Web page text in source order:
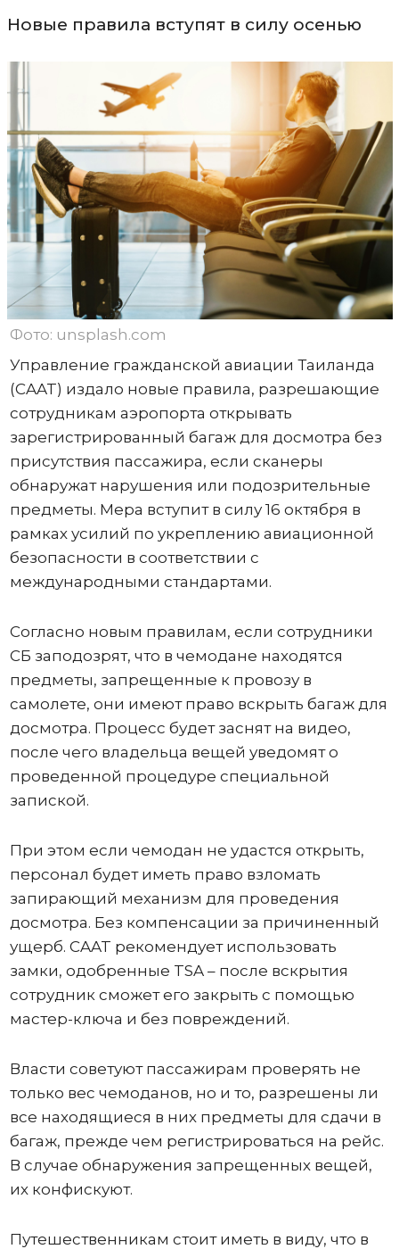
Новые правила вступят в силу осенью
Фото: unsplash.com
Управление гражданской авиации Таиланда
(CAAT) издало новые правила, разрешающие
сотрудникам аэропорта открывать
зарегистрированный багаж для досмотра без
присутствия пассажира, если сканеры
обнаружат нарушения или подозрительные
предметы. Мера вступит в силу 16 октября в
рамках усилий по укреплению авиационной
безопасности в соответствии с
международными стандартами.
Согласно новым правилам, если сотрудники
СБ заподозрят, что в чемодане ​​находятся
предметы, запрещенные к провозу в
самолете, они имеют право вскрыть багаж для
досмотра. Процесс будет заснят на видео,
после чего владельца вещей уведомят о
проведенной процедуре специальной
запиской.
При этом если чемодан не удастся открыть,
персонал будет иметь право взломать
запирающий механизм для проведения
досмотра. Без компенсации за причиненный
ущерб. CAAT рекомендует использовать
замки, одобренные TSA – после вскрытия
сотрудник сможет его закрыть с помощью
мастер-ключа и без повреждений.
Власти советуют пассажирам проверять не
только вес чемоданов, но и то, разрешены ли
все находящиеся в них предметы для сдачи в
багаж, прежде чем регистрироваться на рейс.
В случае обнаружения запрещенных вещей,
их конфискуют.
Путешественникам стоит иметь в виду, что в